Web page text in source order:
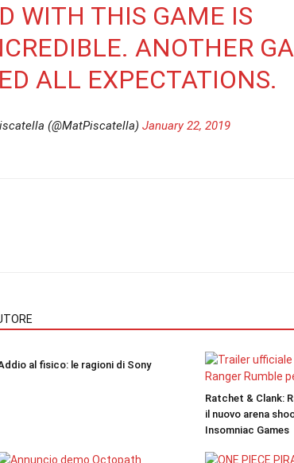
WITH THIS GAME IS
ANOTHER
ALL EXPECTATIONS.
(@MatPiscatella) January 22, 2019
al fisico: le ragioni di Sony
Ratchet & Clank:
il nuovo arena
Insomniac Games